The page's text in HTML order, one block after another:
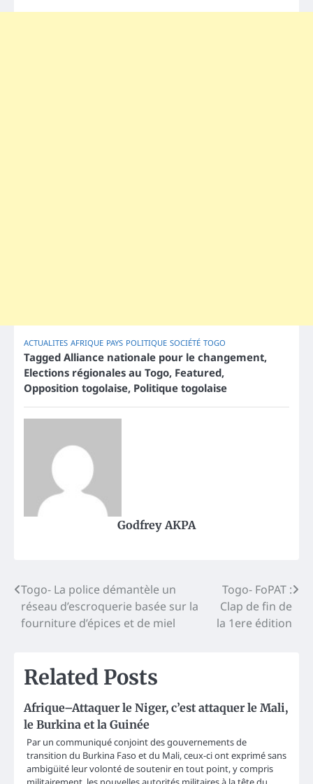
ACTUALITES AFRIQUE PAYS POLITIQUE SOCIÉTÉ TOGO
Tagged Alliance nationale pour le changement,
Elections régionales au Togo, Featured,
Opposition togolaise, Politique togolaise
Godfrey AKPA
Post
navigation
Togo- La police démantèle un
réseau d’escroquerie basée sur la
fourniture d’épices et de miel
Togo- FoPAT :
Clap de fin de
la 1ere édition
Related Posts
Afrique–Attaquer le Niger, c’est attaquer le Mali,
le Burkina et la Guinée
Par un communiqué conjoint des gouvernements de
transition du Burkina Faso et du Mali, ceux-ci ont exprimé sans
ambigüité leur volonté de soutenir en tout point, y compris